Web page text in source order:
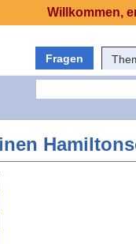
Fragen
Willkommen,